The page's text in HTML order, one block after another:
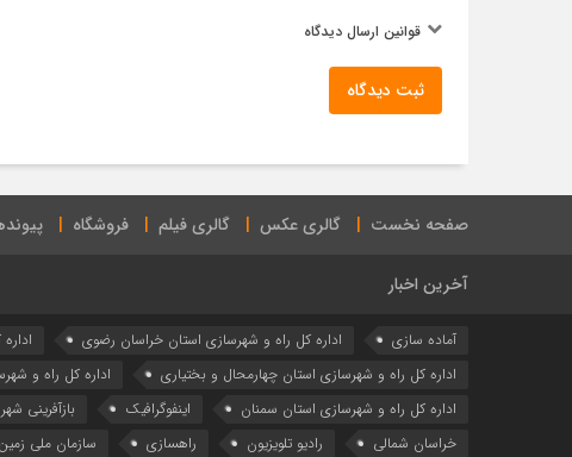
قوانین ارسال دیدگاه
ثبت دیدگاه
صفحه نخست گالری عکس گالری فیلم فروشگاه
آخرین اخبار
آماده سازی اداره كل راه و شهرسازي استان خراسان رضوي
اداره كل راه و شهرسازي استان چهارمحال و بختياري
اداره كل راه و
اداره کل راه و شهرسازی استان سمنان
اینفوگرافیک بازآفرینی
خراسان شمالی
رادیو تلویزیون راهسازی سازمان ملی